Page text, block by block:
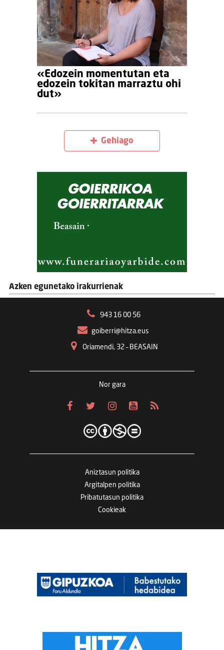
«Edozein momentutan eta
edozein tokitan marraztu ohi
dut»
Gehiago
Azken egunetako irakurrienak
943 16 00 56
goiberri@hitza.eus
Oriamendi, 32 – BEASAIN
Nor gara
Aniztasun politika
Argitalpen politika
Pribatutasun politika
Cookieak